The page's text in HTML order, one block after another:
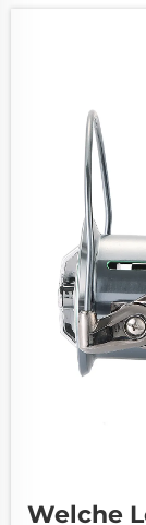
ob diese an
Welche